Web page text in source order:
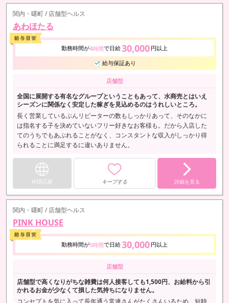
関内・曙町 / 店舗型ヘルス
あわほたる
勤務時間が4時間で日給30,000 円以上
給与保証あり
店舗型
全国に展開する有名なグループということもあって、水商売とはいえ
シーズンに関係なく安定した稼ぎを見込めるのはうれしいところ。
長く営業しているぶんリピーターの数もしっかりあって、そのなかに
は指名する子を決めていないフリー好きなお客様も。だから入店した
てのうちでもあぶれることがなく、コンスタントな収入がしっかり得
られることに満足するに違いありません。
WEB応募 キープする 詳細を見る
関内・曙町 / 店舗型ヘルス
PINK HOUSE
勤務時間が5時間で日給30,000 円以上
店舗型
店舗型で高くなりがちな雑費は何人接客しても1,500円、お給料から引
かれるお金が少なくて損した気持ちになりません。